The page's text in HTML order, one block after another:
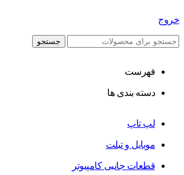
خروج
جستجو
فهرست
دسته بندی ها
لپ تاپ
موبایل و تبلت
قطعات جانبی کامپیوتر